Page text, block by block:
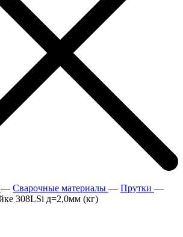
— Сварочные материалы — Прутки —
308LSi д=2,0мм (кг)